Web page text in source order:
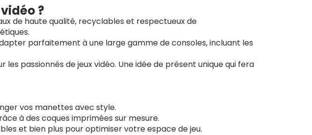
?
de haute qualité, recyclables et respectueux de
parfaitement à une large gamme de consoles, incluant les
les passionnés de jeux vidéo. Une idée de présent unique qui fera
vos manettes avec style.
à des coques imprimées sur mesure.
et bien plus pour optimiser votre espace de jeu.